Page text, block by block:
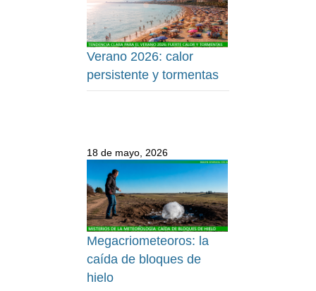
Verano 2026: calor
persistente y tormentas
18 de mayo, 2026
Megacriometeoros: la
caída de bloques de
hielo